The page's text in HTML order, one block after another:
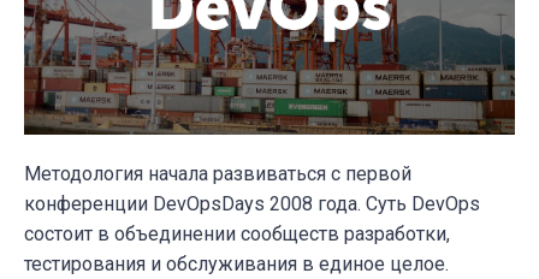
Методология начала развиваться с первой
конференции DevOpsDays 2008 года. Суть DevOps
состоит в объединении сообществ разработки,
тестирования и обслуживания в единое целое.